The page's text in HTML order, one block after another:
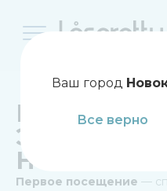
ЦЕНЫ НА
Первое посещение —
Ваш город
Все верно